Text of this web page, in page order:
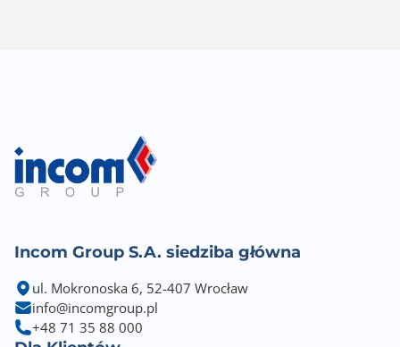
Incom Group S.A. siedziba główna
ul. Mokronoska 6, 52-407 Wrocław
info@incomgroup.pl
+48 71 35 88 000